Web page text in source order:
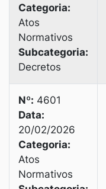
Categoria:
Atos
Normativos
Subcategoria:
Decretos
Nº: 4601
Data:
20/02/2026
Categoria:
Atos
Normativos